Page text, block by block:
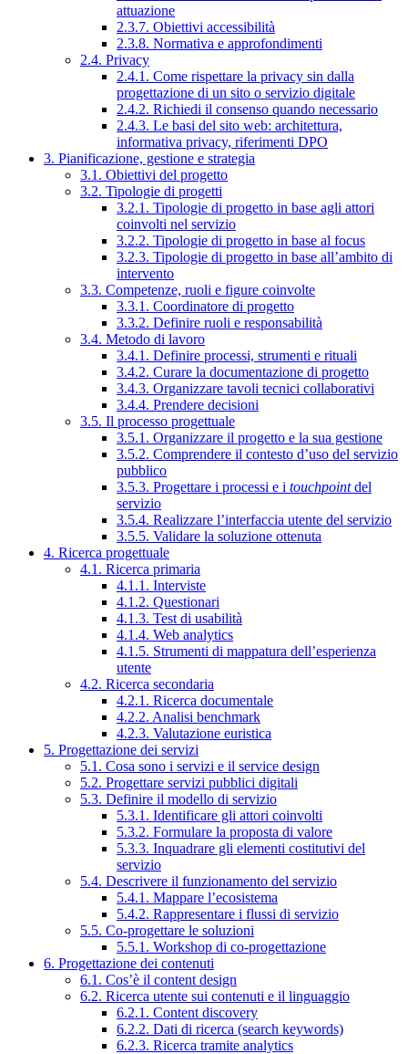
attuazione
2.3.7. Obiettivi accessibilità
2.3.8. Normativa e approfondimenti
2.4. Privacy
2.4.1. Come rispettare la privacy sin dalla
progettazione di un sito o servizio digitale
2.4.2. Richiedi il consenso quando necessario
2.4.3. Le basi del sito web: architettura,
informativa privacy, riferimenti DPO
3. Pianificazione, gestione e strategia
3.1. Obiettivi del progetto
3.2. Tipologie di progetti
3.2.1. Tipologie di progetto in base agli attori
coinvolti nel servizio
3.2.2. Tipologie di progetto in base al focus
3.2.3. Tipologie di progetto in base all’ambito di
intervento
3.3. Competenze, ruoli e figure coinvolte
3.3.1. Coordinatore di progetto
3.3.2. Definire ruoli e responsabilità
3.4. Metodo di lavoro
3.4.1. Definire processi, strumenti e rituali
3.4.2. Curare la documentazione di progetto
3.4.3. Organizzare tavoli tecnici collaborativi
3.4.4. Prendere decisioni
3.5. Il processo progettuale
3.5.1. Organizzare il progetto e la sua gestione
3.5.2. Comprendere il contesto d’uso del servizio
pubblico
3.5.3. Progettare i processi e i touchpointdel
servizio
3.5.4. Realizzare l’interfaccia utente del servizio
3.5.5. Validare la soluzione ottenuta
4. Ricerca progettuale
4.1. Ricerca primaria
4.1.1. Interviste
4.1.2. Questionari
4.1.3. Test di usabilità
4.1.4. Web analytics
4.1.5. Strumenti di mappatura dell’esperienza
utente
4.2. Ricerca secondaria
4.2.1. Ricerca documentale
4.2.2. Analisi benchmark
4.2.3. Valutazione euristica
5. Progettazione dei servizi
5.1. Cosa sono i servizi e il service design
5.2. Progettare servizi pubblici digitali
5.3. Definire il modello di servizio
5.3.1. Identificare gli attori coinvolti
5.3.2. Formulare la proposta di valore
5.3.3. Inquadrare gli elementi costitutivi del
servizio
5.4. Descrivere il funzionamento del servizio
5.4.1. Mappare l’ecosistema
5.4.2. Rappresentare i flussi di servizio
5.5. Co-progettare le soluzioni
5.5.1. Workshop di co-progettazione
6. Progettazione dei contenuti
6.1. Cos’è il content design
6.2. Ricerca utente sui contenuti e il linguaggio
6.2.1. Content discovery
6.2.2. Dati di ricerca (search keywords)
6.2.3. Ricerca tramite analytics